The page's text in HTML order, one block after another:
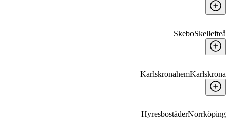
SkeboSkellefteå
KarlskronahemKarlskrona
HyresbostäderNorrköping